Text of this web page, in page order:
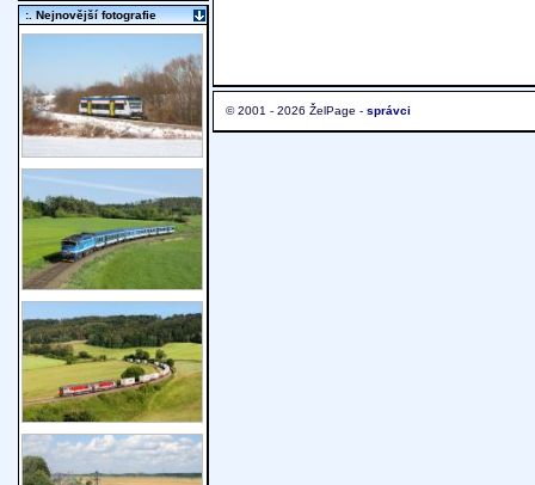
© 2001 - 2026 ŽelPage - správci
:. Nejnovější fotografie